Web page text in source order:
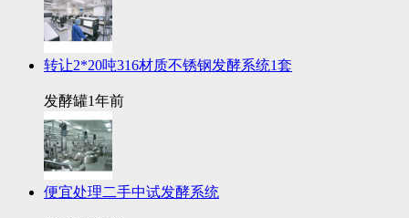
转让2*20吨316材质不锈钢发酵系统1套
发酵罐1年前
便宜处理二手中试发酵系统